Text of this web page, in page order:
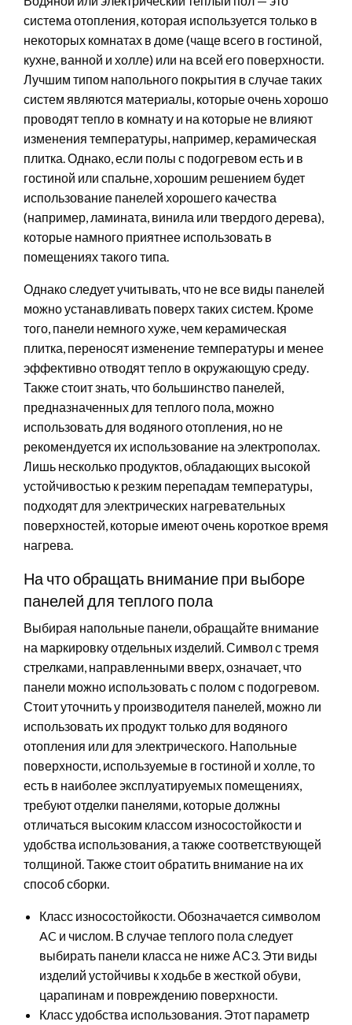
система отопления, которая используется только в
некоторых комнатах в доме (чаще всего в гостиной,
кухне, ванной и холле) или на всей его поверхности.
Лучшим типом напольного покрытия в случае таких
систем являются материалы, которые очень хорошо
проводят тепло в комнату и на которые не влияют
изменения температуры, например, керамическая
плитка. Однако, если полы с подогревом есть и в
гостиной или спальне, хорошим решением будет
использование панелей хорошего качества
(например, ламината, винила или твердого дерева),
которые намного приятнее использовать в
помещениях такого типа.
Однако следует учитывать, что не все виды панелей
можно устанавливать поверх таких систем. Кроме
того, панели немного хуже, чем керамическая
плитка, переносят изменение температуры и менее
эффективно отводят тепло в окружающую среду.
Также стоит знать, что большинство панелей,
предназначенных для теплого пола, можно
использовать для водяного отопления, но не
рекомендуется их использование на электрополах.
Лишь несколько продуктов, обладающих высокой
устойчивостью к резким перепадам температуры,
подходят для электрических нагревательных
поверхностей, которые имеют очень короткое время
нагрева.
На что обращать внимание при выборе
панелей для теплого пола
Выбирая напольные панели, обращайте внимание
на маркировку отдельных изделий. Символ с тремя
стрелками, направленными вверх, означает, что
панели можно использовать с полом с подогревом.
Стоит уточнить у производителя панелей, можно ли
использовать их продукт только для водяного
отопления или для электрического. Напольные
поверхности, используемые в гостиной и холле, то
есть в наиболее эксплуатируемых помещениях,
требуют отделки панелями, которые должны
отличаться высоким классом износостойкости и
удобства использования, а также соответствующей
толщиной. Также стоит обратить внимание на их
способ сборки.
Класс износостойкости. Обозначается символом
AC и числом. В случае теплого пола следует
выбирать панели класса не ниже АС3. Эти виды
изделий устойчивы к ходьбе в жесткой обуви,
царапинам и повреждению поверхности.
Класс удобства использования. Этот параметр